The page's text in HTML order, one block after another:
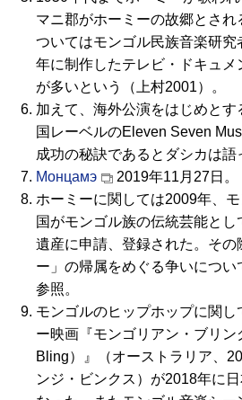
マニ郡がホーミーの故郷とされ
ついてはモンゴル民族音楽研究
年に制作したテレビ・ドキュメ
が多いという（上村2001）。
加えて、海外公演をはじめと
国レーベルのEleven Seven
成功の秘訣であるとダシカは語
Монцамэ
2019年11月27日。
ホーミーに関しては2009年、
国がモンゴル族の伝統芸能と
遺産に申請、登録された。その
ー」の帰属をめぐる争いにつ
参照。
モンゴルのヒップホップに関し
ー映画『モンゴリアン・ブリン
Bling）』（オーストラリア、
ンジ・ビンクス）が2018年に